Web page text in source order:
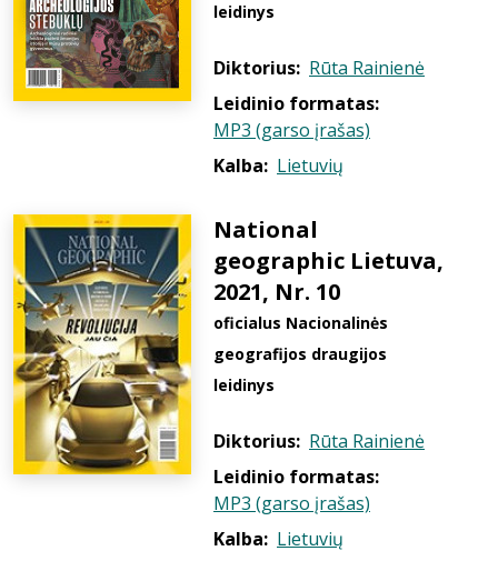
leidinys
Diktorius: Rūta Rainienė
Leidinio formatas:
MP3 (garso įrašas)
Kalba: Lietuvių
National
geographic Lietuva,
2021, Nr. 10
oficialus Nacionalinės
geografijos draugijos
leidinys
Diktorius: Rūta Rainienė
Leidinio formatas:
MP3 (garso įrašas)
Kalba: Lietuvių